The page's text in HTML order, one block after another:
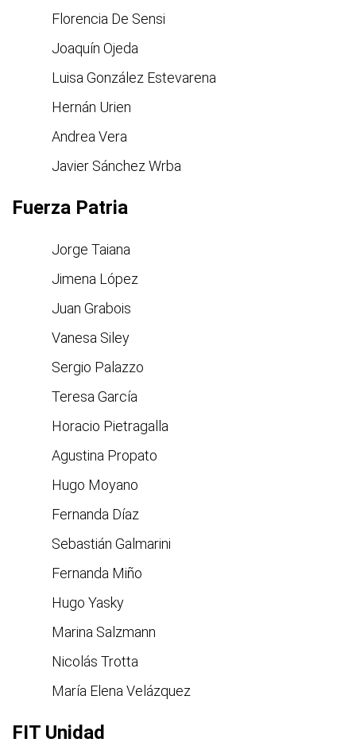
Florencia De Sensi
Joaquín Ojeda
Luisa González Estevarena
Hernán Urien
Andrea Vera
Javier Sánchez Wrba
Fuerza Patria
Jorge Taiana
Jimena López
Juan Grabois
Vanesa Siley
Sergio Palazzo
Teresa García
Horacio Pietragalla
Agustina Propato
Hugo Moyano
Fernanda Díaz
Sebastián Galmarini
Fernanda Miño
Hugo Yasky
Marina Salzmann
Nicolás Trotta
María Elena Velázquez
FIT Unidad